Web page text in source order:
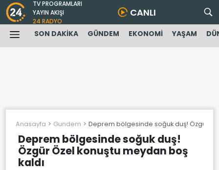
TV PROGRAMLARI
YAYIN AKIŞI
24 RADYO
CANLI
SON DAKİKA GÜNDEM EKONOMİ YAŞAM
Anasayfa Gundem Deprem bölgesinde soğuk duş! Özgür
Deprem bölgesinde soğuk duş!
Özgür Özel konuştu meydan boş
kaldı